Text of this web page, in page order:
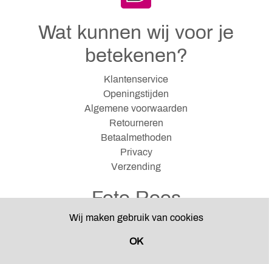
Wij maken gebruik van cookies
OK
Wat kunnen wij voor je
betekenen?
Klantenservice
Openingstijden
Algemene voorwaarden
Retourneren
Betaalmethoden
Privacy
Verzending
Foto Roos
Hazenkampseweg 12
6531 NJ Nijmegen